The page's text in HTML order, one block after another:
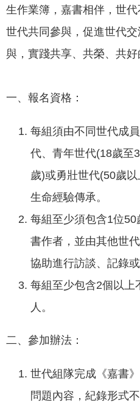
公
機
關
站
民
我
社
政
府
訊
生作業簿，嘉書相伴，世
世代共同參與，促進世代
與，實踐共享、共榮、共好
一、報名資格：
每組須由不同世代成
代、青年世代(18歲至
歲)或勇壯世代(50歲
生命經驗傳承。
每組至少須包含1位
書作者，並由其他世
協助進行訪談、記錄
每組至少包含2個以上
人。
二、參加辦法：
世代組隊完成《嘉書
問題內容，紀錄形式